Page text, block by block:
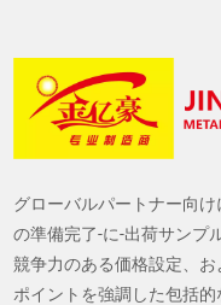
グローバルパートナー向
の準備完了-に-出荷サンプ
競争力のある価格設定、
ポイントを強調した包括的